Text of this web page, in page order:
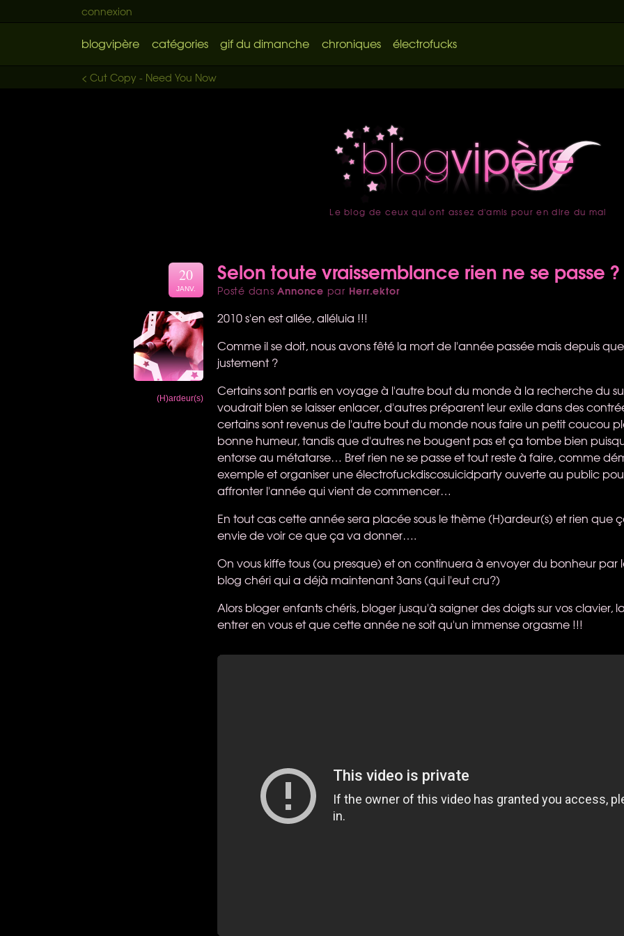
connexion
blogvipère catégories gif du dimanche chroniques électrofucks
< Cut Copy - Need You Now
accueil
Le blog de ceux qui ont assez d'amis pour en dire du mal
Selon toute vraissemblance rien ne se passe ?
Posté dansAnnonce par Herr.ektor
20
JANV.
(H)ardeur(s)
2010 s'en est allée, alléluia !!!
Comme il se doit, nous avons fêté la mort de l'année passée mais depuis que
justement ?
Certains sont partis en voyage à l'autre bout du monde à la recherche du
voudrait bien se laisser enlacer, d'autres préparent leur exile dans des
certains sont revenus de l'autre bout du monde nous faire un petit coucou
bonne humeur, tandis que d'autres ne bougent pas et ça tombe bien
entorse au métatarse… Bref rien ne se passe et tout reste à faire, comme
exemple et organiser une électrofuckdiscosuicidparty ouverte au public
affronter l'année qui vient de commencer…
En tout cas cette année sera placée sous le thème (H)ardeur(s) et rien que
envie de voir ce que ça va donner….
On vous kiffe tous (ou presque) et on continuera à envoyer du bonheur par
blog chéri qui a déjà maintenant 3ans (qui l'eut cru?)
Alors bloger enfants chéris, bloger jusqu'à saigner des doigts sur vos clavier,
entrer en vous et que cette année ne soit qu'un immense orgasme !!!